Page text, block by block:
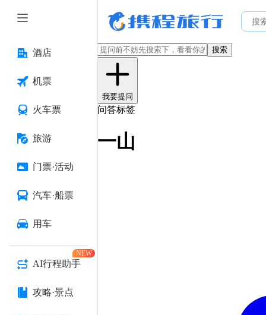
酒店
机票
火车票
旅游
门票·活动
汽车·船票
用车
AI行程助手
NEW
攻略·景点
搜索
我要提问
问答标签
一山